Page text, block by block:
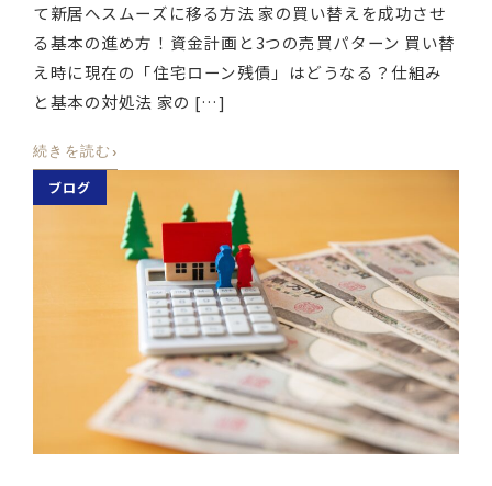
て新居へスムーズに移る方法 家の買い替えを成功させ
る基本の進め方！資金計画と3つの売買パターン 買い替
え時に現在の「住宅ローン残債」はどうなる？仕組み
と基本の対処法 家の […]
続きを読む ›
ブログ